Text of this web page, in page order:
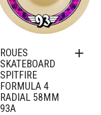
ROUES
SKATEBOARD
SPITFIRE
FORMULA 4
RADIAL 58MM
93A